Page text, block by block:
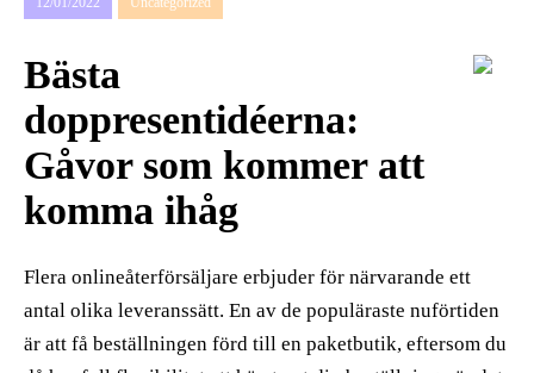
Bästa
doppresentidéerna:
Gåvor som kommer att
komma ihåg
Flera onlineåterförsäljare erbjuder för närvarande ett
antal olika leveranssätt. En av de populäraste nuförtiden
är att få beställningen förd till en paketbutik, eftersom du